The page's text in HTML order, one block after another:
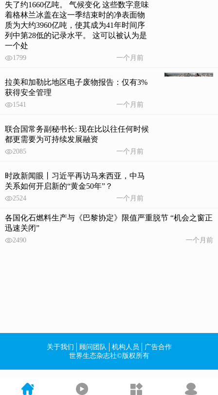
失了约1660亿吨。 气候变化 这些数字意味
着格林兰冰盖在这一季结束时的净表面物
质为大约3960亿吨，使其成为41年时间序
列中第28低的记录水平。 这可以被认为是
一个处
1799 一个月前
拉美和加勒比地区电子废物报告：仅有3%
获得安全管理
1541 一个月前
联合国常务副秘书长: 现在比以往任何时候
都更需要为可持续发展融资
2085 一个月前
时政新闻眼丨习近平再访马来西亚，中马
关系如何开启新的“黄金50年”？
2524 一个月前
各国化石燃料生产与《巴黎协定》限值严重脱节 “机会之窗正
迅速关闭”
2490 一个月前
关于我们 顾问团队 机构人员
广告合作
世界生态杂志社©版权所有